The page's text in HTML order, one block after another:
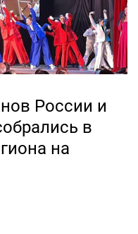
России и
в
на